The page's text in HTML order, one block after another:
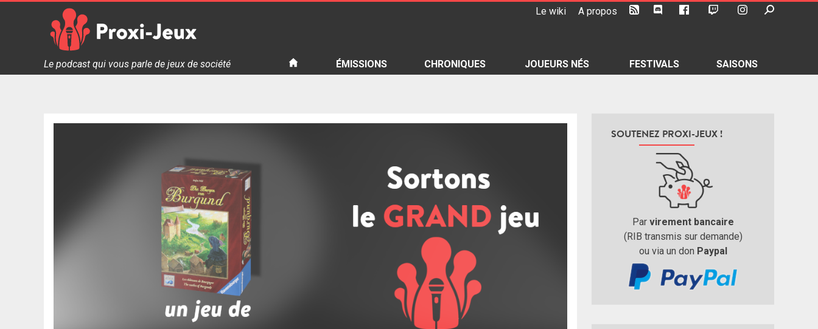
Le wiki A propos
Proxi Jeux - Le podcast qui vous parle de jeux de société
Le podcast qui vous parle de jeux de société ÉMISSIONS CHRONIQUES JOUEURS NÉS FESTIVALS SAISONS
SOUTENEZ PROXI-JEUX !
Par virement bancaire
(RIB transmis sur demande)
ou via un don Paypal